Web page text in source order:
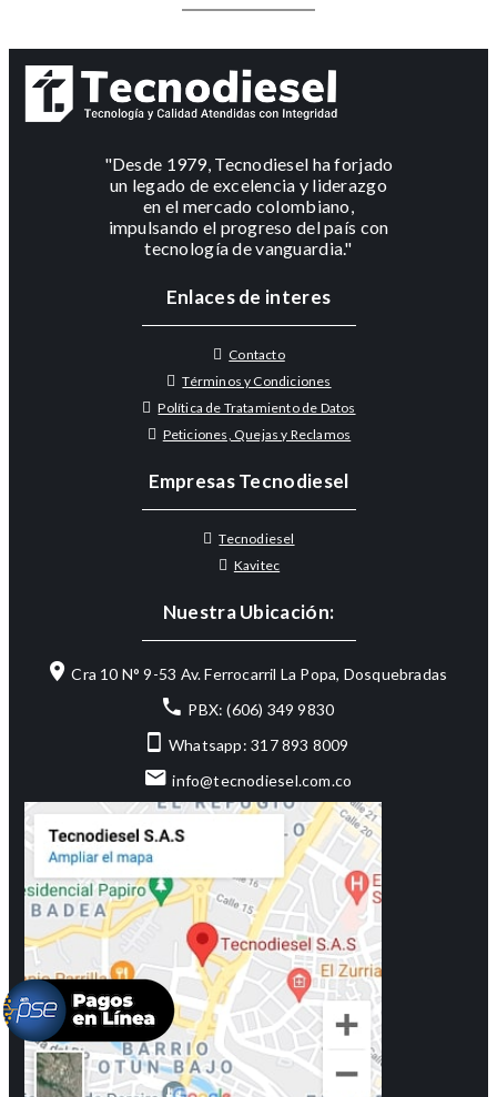
"Desde 1979, Tecnodiesel ha forjado
un legado de excelencia y liderazgo
en el mercado colombiano,
impulsando el progreso del país con
tecnología de vanguardia."
Enlaces de interes
Contacto
Términos y Condiciones
Política de Tratamiento de Datos
Peticiones, Quejas y Reclamos
Empresas Tecnodiesel
Tecnodiesel
Kavitec
Nuestra Ubicación:
Cra 10 N° 9-53 Av. Ferrocarril La Popa, Dosquebradas
PBX: (606) 349 9830
Whatsapp: 317 893 8009
info@tecnodiesel.com.co